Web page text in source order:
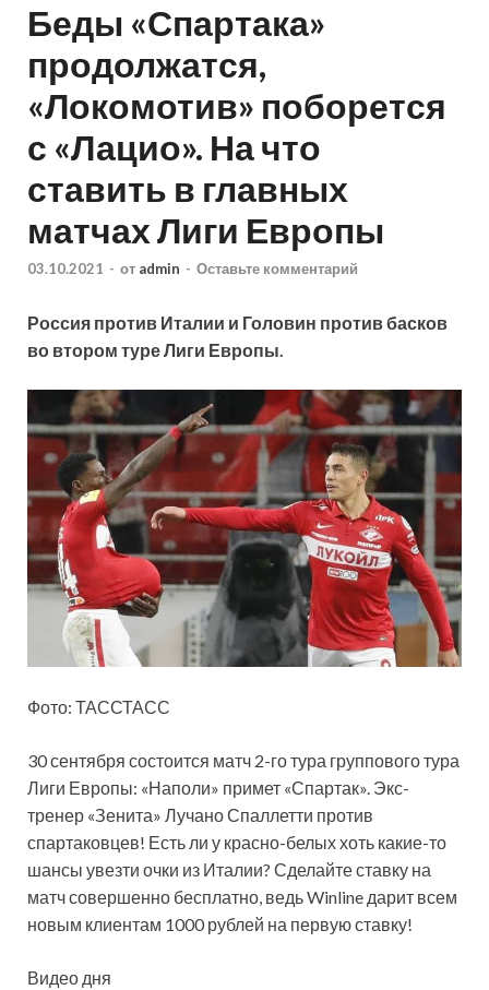
Беды «Спартака»
продолжатся,
«Локомотив» поборется
с «Лацио». На что
ставить в главных
матчах Лиги Европы
03.10.2021 - от admin - Оставьте комментарий
Россия против Италии и Головин против басков
во втором туре Лиги Европы.
Фото: ТАССТАСС
30 сентября состоится матч 2-го тура группового тура
Лиги Европы: «Наполи» примет «Спартак». Экс-
тренер «Зенита» Лучано Спаллетти против
спартаковцев! Есть ли у красно-белых хоть какие-то
шансы увезти очки из Италии? Сделайте ставку на
матч совершенно бесплатно, ведь Winline дарит всем
новым клиентам 1000 рублей на первую ставку!
Видео дня